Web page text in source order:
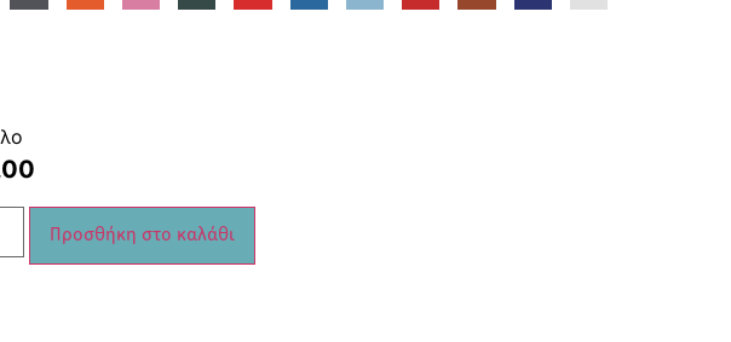
Προσθήκη στο καλάθι